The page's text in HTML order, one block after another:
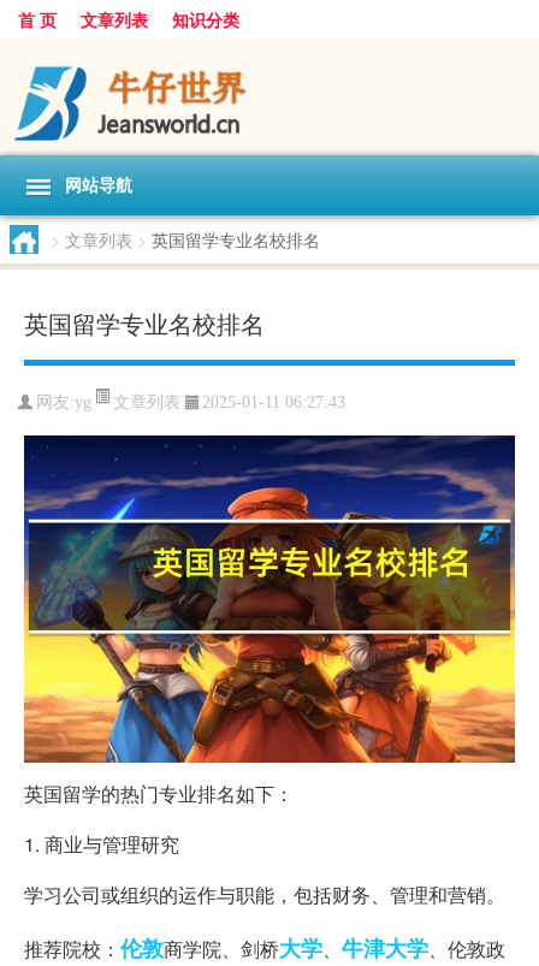
首 页 文章列表 知识分类
网站导航
> 文章列表 > 英国留学专业名校排名
英国留学专业名校排名
网友:yg 文章列表 2025-01-11 06:27:43
英国留学的热门专业排名如下：
1. 商业与管理研究
学习公司或组织的运作与职能，包括财务、管理和营销。
推荐院校： 伦敦商学院、剑桥大学、 牛津大学、伦敦政